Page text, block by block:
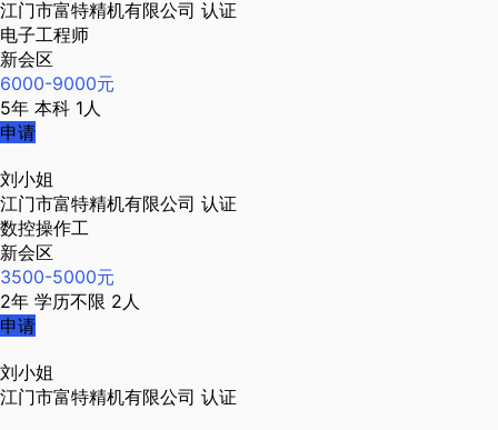
江门市富特精机有限公司 认证
电子工程师
新会区
6000-9000元
5年 本科 1人
申请
刘小姐
江门市富特精机有限公司 认证
数控操作工
新会区
3500-5000元
2年 学历不限 2人
申请
刘小姐
江门市富特精机有限公司 认证